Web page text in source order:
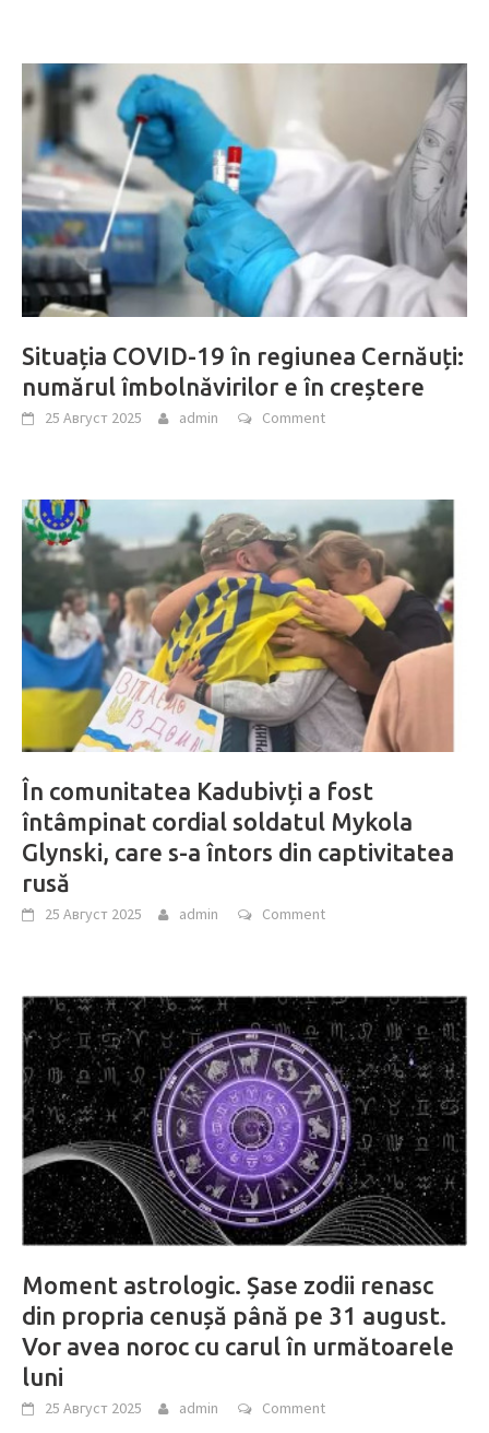
Situația COVID-19 în regiunea Cernăuți:
numărul îmbolnăvirilor e în creștere
25 Август 2025 admin Comment
În comunitatea Kadubivți a fost
întâmpinat cordial soldatul Mykola
Glynski, care s-a întors din captivitatea
rusă
25 Август 2025 admin Comment
Moment astrologic. Șase zodii renasc
din propria cenușă până pe 31 august.
Vor avea noroc cu carul în următoarele
luni
25 Август 2025 admin Comment